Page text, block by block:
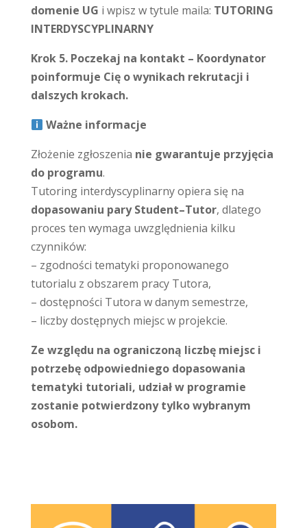
domenie UG i wpisz w tytule maila: TUTORING
INTERDYSCYPLINARNY
Krok 5. Poczekaj na kontakt – Koordynator
poinformuje Cię o wynikach rekrutacji i
dalszych krokach.
Ważne informacje
Złożenie zgłoszenia nie gwarantuje przyjęcia
do programu.
Tutoring interdyscyplinarny opiera się na
dopasowaniu pary Student–Tutor, dlatego
proces ten wymaga uwzględnienia kilku
czynników:
– zgodności tematyki proponowanego
tutorialu z obszarem pracy Tutora,
– dostępności Tutora w danym semestrze,
– liczby dostępnych miejsc w projekcie.
Ze względu na ograniczoną liczbę miejsc i
potrzebę odpowiedniego dopasowania
tematyki tutoriali, udział w programie
zostanie potwierdzony tylko wybranym
osobom.